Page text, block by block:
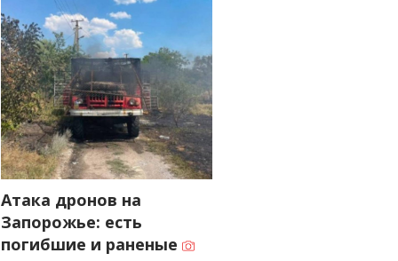
Атака дронов на
Запорожье: есть
погибшие и раненые